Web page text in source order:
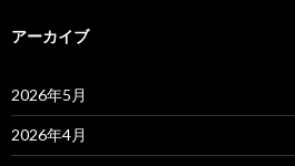
アーカイブ
2026年5月
2026年4月